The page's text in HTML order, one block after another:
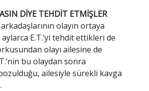
DİYE TEHDİT ETMİŞLER
olayın ortaya
aylarca E.T.’yi tehdit ettikleri de
olayı ailesine de
bu olaydan sonra
ailesiyle sürekli kavga